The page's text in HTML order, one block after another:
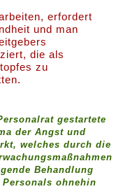
erfordert
und man
die als
zu
gestartete
der Angst und
welches durch die
Behandlung
ohnehin